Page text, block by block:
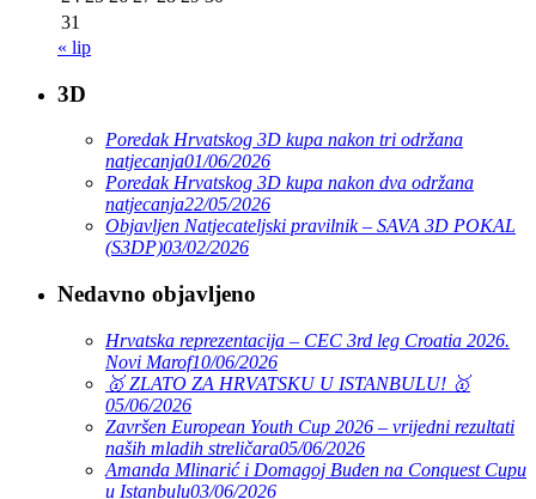
31
« lip
3D
Poredak Hrvatskog 3D kupa nakon tri održana
natjecanja01/06/2026
Poredak Hrvatskog 3D kupa nakon dva održana
natjecanja22/05/2026
Objavljen Natjecateljski pravilnik – SAVA 3D POKAL
(S3DP)03/02/2026
Nedavno objavljeno
Hrvatska reprezentacija – CEC 3rd leg Croatia 2026.
Novi Marof10/06/2026
🥇 ZLATO ZA HRVATSKU U ISTANBULU! 🥇
05/06/2026
Završen European Youth Cup 2026 – vrijedni rezultati
naših mladih streličara05/06/2026
Amanda Mlinarić i Domagoj Buden na Conquest Cupu
u Istanbulu03/06/2026